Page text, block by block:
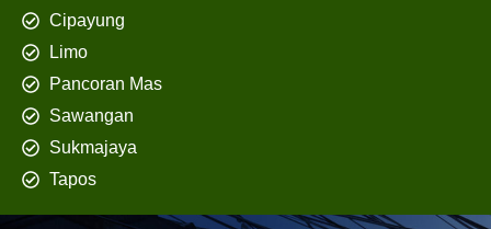
Cipayung
Limo
Pancoran Mas
Sawangan
Sukmajaya
Tapos